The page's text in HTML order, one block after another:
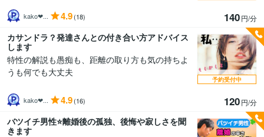
kako❤... 4.9(18) 140円/分
カサンドラ？発達さんとの付き合い方アドバイス
します
特性の解説も愚痴も、距離の取り方も気の持ちよ
うも何でも大丈夫
kako❤... 4.9(16) 120円/分
予約受付中
バツイチ男性⭐離婚後の孤独、後悔や寂しさを聞
きます